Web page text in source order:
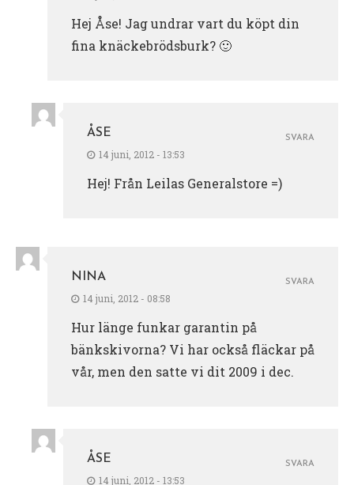
Hej Åse! Jag undrar vart du köpt din
fina knäckebrödsburk? 🙂
ÅSE
14 juni, 2012 - 13:53
Hej! Från Leilas Generalstore =)
SVARA
NINA
14 juni, 2012 - 08:58
Hur länge funkar garantin på
bänkskivorna? Vi har också fläckar på
vår, men den satte vi dit 2009 i dec.
SVARA
ÅSE
14 juni, 2012 - 13:53
SVARA